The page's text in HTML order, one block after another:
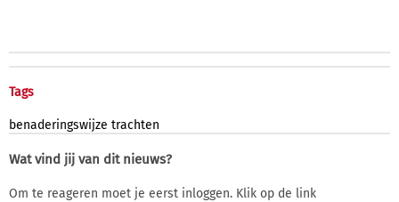
Tags
benaderingswijze trachten
Wat vind jij van dit nieuws?
Om te reageren moet je eerst inloggen. Klik op de link